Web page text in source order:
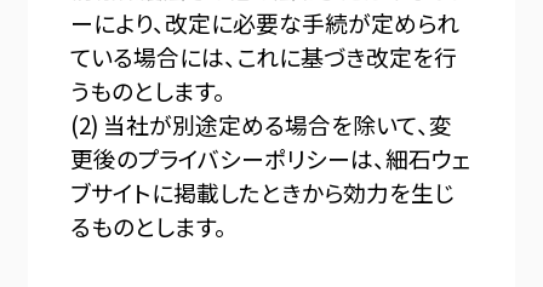
ーにより、改定に必要な手続が定められ
ている場合には、これに基づき改定を行
うものとします。
(2) 当社が別途定める場合を除いて、変
更後のプライバシーポリシーは、細石ウェ
ブサイトに掲載したときから効力を生じ
るものとします。